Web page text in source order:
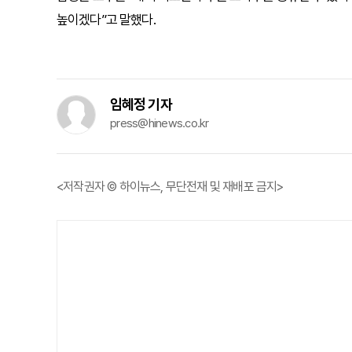
높이겠다”고 말했다.
임혜정 기자
press@hinews.co.kr
<저작권자 © 하이뉴스, 무단전재 및 재배포 금지>